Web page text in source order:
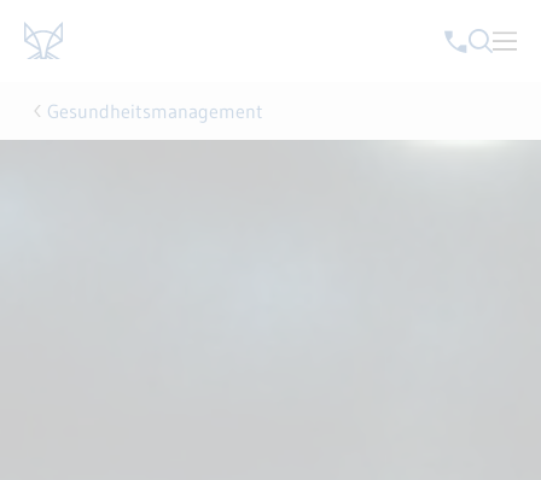
Gesundheitsmanagement